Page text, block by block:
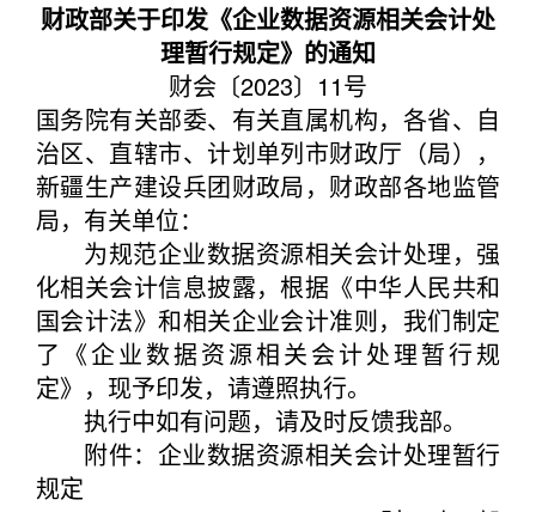
财政部关于印发《企业数据资源相关会计处
理暂行规定》的通知
财会〔2023〕11号
国务院有关部委、有关直属机构，各省、自
治区、直辖市、计划单列市财政厅（局），
新疆生产建设兵团财政局，财政部各地监管
局，有关单位：
为规范企业数据资源相关会计处理，强
化相关会计信息披露，根据《中华人民共和
国会计法》和相关企业会计准则，我们制定
了《企业数据资源相关会计处理暂行规
定》，现予印发，请遵照执行。
执行中如有问题，请及时反馈我部。
附件：企业数据资源相关会计处理暂行
规定